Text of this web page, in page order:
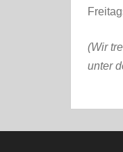
(Wir
unter